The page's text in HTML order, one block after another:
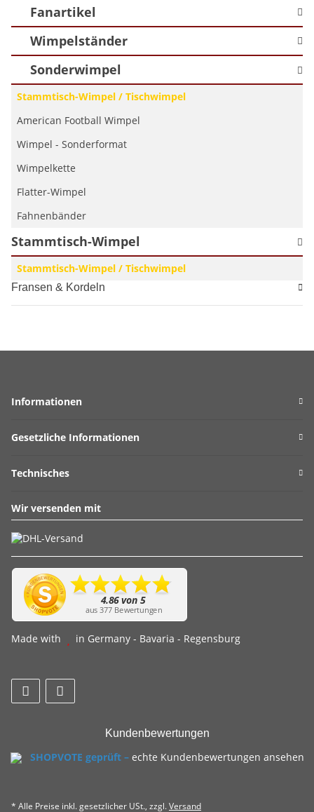
Fanartikel
Wimpelständer
Sonderwimpel
Stammtisch-Wimpel / Tischwimpel
American Football Wimpel
Wimpel - Sonderformat
Wimpelkette
Flatter-Wimpel
Fahnenbänder
Stammtisch-Wimpel
Stammtisch-Wimpel / Tischwimpel
Fransen & Kordeln
Informationen
Gesetzliche Informationen
Technisches
Wir versenden mit
Made with in Germany - Bavaria - Regensburg
Kundenbewertungen
SHOPVOTE geprüft – echte Kundenbewertungen ansehen
* Alle Preise inkl. gesetzlicher USt., zzgl.Versand